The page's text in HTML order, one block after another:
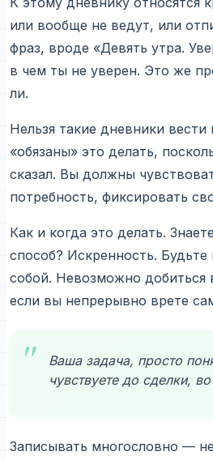
или вообще не ведут, или
фраз, вроде «Девять утра.
в чем ты не уверен. Это же
ли.
Нельзя такие дневники
«обязаны» это делать,
сказал. Вы должны
потребность, фиксировать
Как и когда это делать.
способ? Искренность.
собой. Невозможно добиться
если вы непрерывно врете
Ваша задача, просто
чувствуете до сделки,
Записывать многословно —